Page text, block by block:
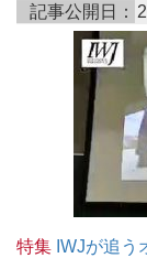
記事公開日：
特集 IWJが追う